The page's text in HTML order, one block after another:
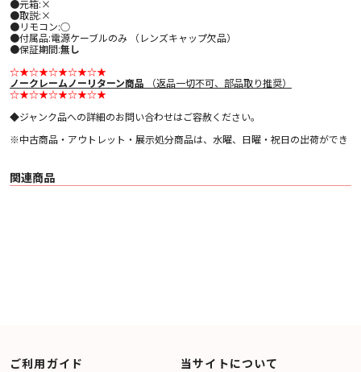
●元箱:×
●取説:×
●リモコン:○
●付属品:電源ケーブルのみ （レンズキャップ欠品）
●保証期間:無し
☆★☆★☆★☆★☆★
ノークレームノーリターン商品 （返品一切不可、部品取り推奨）
☆★☆★☆★☆★☆★
◆ジャンク品への詳細のお問い合わせはご容赦ください。
※中古商品・アウトレット・展示処分商品は、水曜、日曜・祝日の出荷ができ
物確認等はおこなっておりません。
関連商品
ご利用ガイド 当サイトについて